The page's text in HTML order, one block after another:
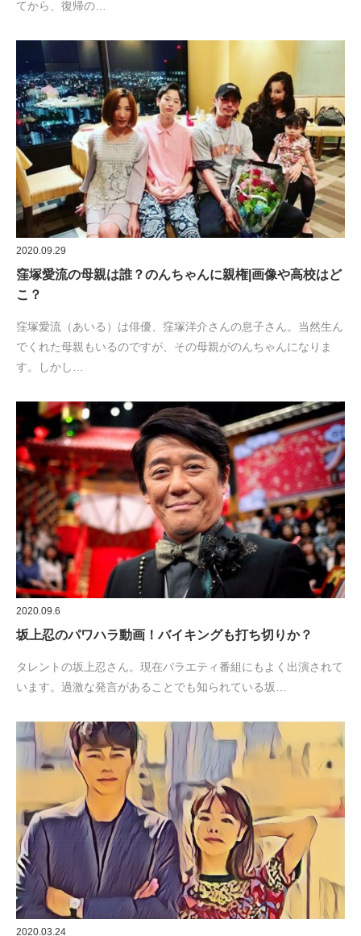
てから、復帰の…
2020.09.29
窪塚愛流の母親は誰？のんちゃんに親権|画像や高校はど
こ？
窪塚愛流（あいる）は俳優、窪塚洋介さんの息子さん。当然生ん
でくれた母親もいるのですが、その母親がのんちゃんになりま
す。しかし…
2020.09.6
坂上忍のパワハラ動画！バイキングも打ち切りか？
タレントの坂上忍さん。現在バラエティ番組にもよく出演されて
います。過激な発言があることでも知られている坂…
2020.03.24